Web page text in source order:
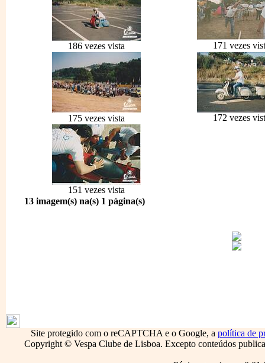
186 vezes vista 171 vezes
175 vezes vista 172 vezes
151 vezes vista
13 imagem(s) na(s) 1 página(s)
Site protegido com o reCAPTCHA e o Google, a política de
Copyright © Vespa Clube de Lisboa. Excepto conteúdos